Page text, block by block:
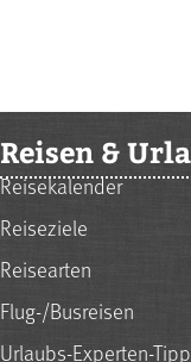
Reisen &
Reisekalender
Reiseziele
Reisearten
Flug-/Busreisen
Urlaubs-Experten-